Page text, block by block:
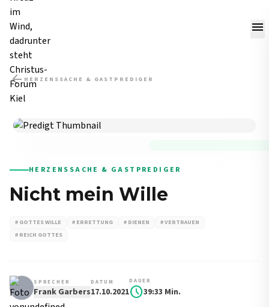
menu
arrow_backHERZENSSACHE & GASTPREDIGER
HERZENSSACHE & GASTPREDIGER
Nicht mein Wille
# GOTTES WILLE # ERRETTUNG # DIENEN
# VERTRAUEN
# REICH GOTTES
SPRECHER
Frank Garbers
DATUM
17.10.2021
DAUER
schedule39:33 Min.